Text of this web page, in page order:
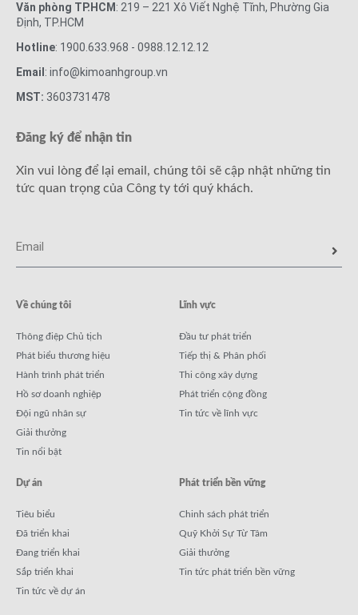
Văn phòng TP.HCM : 219 – 221 Xô Viết Nghệ Tĩnh, Phường Gia
Định, TP.HCM
Hotline: 1900.633.968 - 0988.12.12.12
Email : info@kimoanhgroup.vn
MST: 3603731478
Đăng ký để nhận tin
Xin vui lòng để lại email, chúng tôi sẽ cập nhật những tin
tức quan trọng của Công ty tới quý khách.
Về chúng tôi
Thông điệp Chủ tịch
Phát biểu thương hiệu
Hành trình phát triển
Hồ sơ doanh nghiệp
Đội ngũ nhân sự
Giải thưởng
Tin nổi bật
Lĩnh vực
Đầu tư phát triển
Tiếp thị & Phân phối
Thi công xây dựng
Phát triển cộng đồng
Tin tức về lĩnh vực
Dự án
Tiêu biểu
Đã triển khai
Đang triển khai
Sắp triển khai
Tin tức về dự án
Phát triển bền vững
Chinh sách phát triển
Quỹ Khởi Sự Từ Tâm
Giải thưởng
Tin tức phát triển bền vững